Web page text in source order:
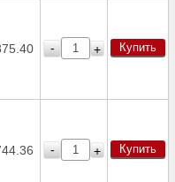
- + Купить
- + Купить